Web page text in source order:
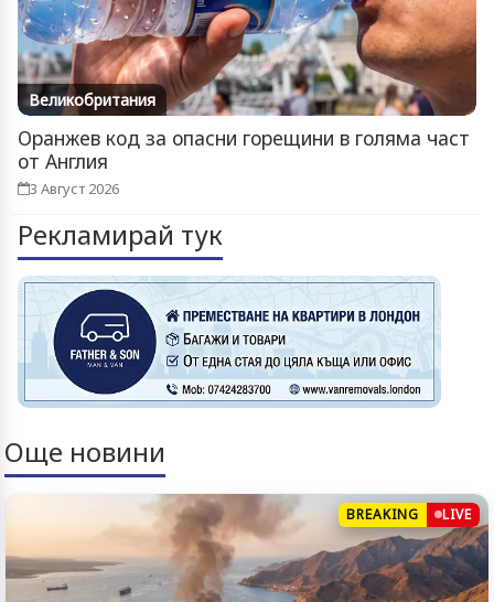
Великобритания
Оранжев код за опасни горещини в голяма част
от Англия
3 Август 2026
Рекламирай тук
Още новини
BREAKING LIVE